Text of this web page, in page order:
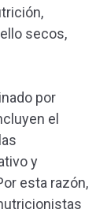
secos,
por
el
y
esta razón,